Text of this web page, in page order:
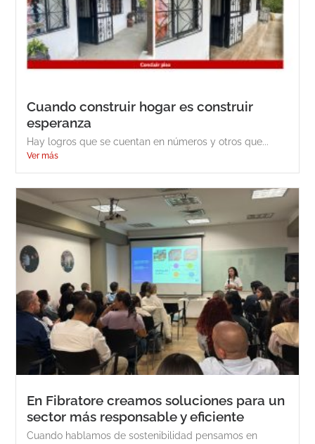
Cuando construir hogar es construir
esperanza
Hay logros que se cuentan en números y otros que...
Ver más
En Fibratore creamos soluciones para un
sector más responsable y eficiente
Cuando hablamos de sostenibilidad pensamos en